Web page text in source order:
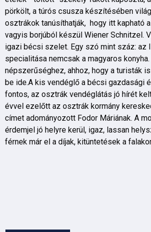
pörkölt, a túrós csusza készítésében
osztrákok tanúsíthatják, hogy itt kapható
vagyis borjúból készül Wiener Schnitzel.
igazi bécsi szelet. Egy szó mint száz: az
specialitása nemcsak a magyaros
népszerűséghez, ahhoz, hogy a turisták
be ide.A kis vendéglő a bécsi gazdasági
fontos, az osztrák vendéglátás jó hírét
évvel ezelőtt az osztrák kormány
címet adományozott Fodor Máriának. A
érdemjel jó helyre kerül, igaz, lassan
férnek már el a díjak, kitüntetések a